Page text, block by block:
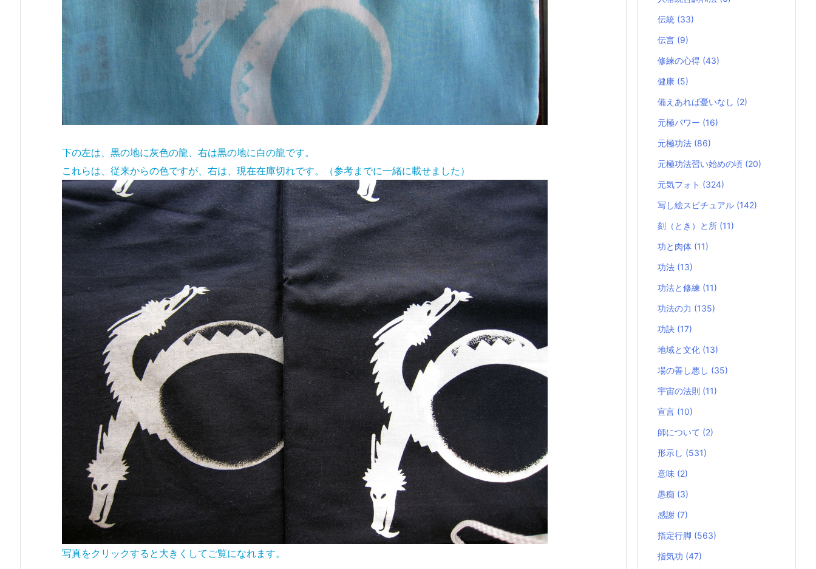
下の左は、黒の地に灰色の龍、右は黒の地に白の龍です。
これらは、従来からの色ですが、右は、現在在庫切れです。
（参考までに一緒に載せました）
写真をクリックすると大きくしてご覧になれます。
伝統 (33)
伝言 (9)
修練の心得 (43)
健康 (5)
備えあれば憂いなし (2)
元極パワー (16)
元極功法 (86)
元極功法習い始めの頃 (20)
元気フォト (324)
写し絵スピチュアル (142)
刻（とき）と所 (11)
功と肉体 (11)
功法 (13)
功法と修練 (11)
功法の力 (135)
功訣 (17)
地域と文化 (13)
場の善し悪し (35)
宇宙の法則 (11)
宣言 (10)
師について (2)
形示し (531)
意味 (2)
愚痴 (3)
感謝 (7)
指定行脚 (563)
指気功 (47)